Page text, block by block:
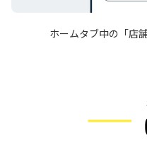
ホームタブ中の「店